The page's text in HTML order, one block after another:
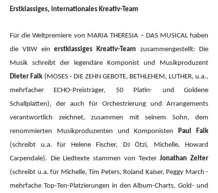
Erstklassiges, internationales Kreativ-Team
Für die Weltpremiere von MARIA THERESIA – DAS MUSICAL haben
die VBW ein erstklassiges Kreativ-Team zusammengestellt: Die
Musik schreibt der legendäre Komponist und Musikproduzent
Dieter Falk (MOSES - DIE ZEHN GEBOTE, BETHLEHEM, LUTHER, u.a.,
mehrfacher ECHO-Preisträger, 50 Platin- und Goldene
Schallplatten), der auch für Orchestrierung und Arrangements
verantwortlich zeichnet, zusammen mit seinem Sohn, dem
renommierten Musikproduzenten und KomponistenPaul Falk
(schreibt u.a. für Helene Fischer, DJ Ötzi, Michelle, Howard
Carpendale). Die Liedtexte stammen von TexterJonathan Zelter
(schreibt u.a. für Michelle, Tim Peters, Roland Kaiser, Peggy March -
mehrfache Top-Ten-Platzierungen in den Album-Charts, Gold- und